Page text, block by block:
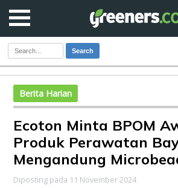
Search
Berita Harian
Ecoton Minta BPOM
Produk Perawatan
Mengandung
Diposting pada 11 November 2024